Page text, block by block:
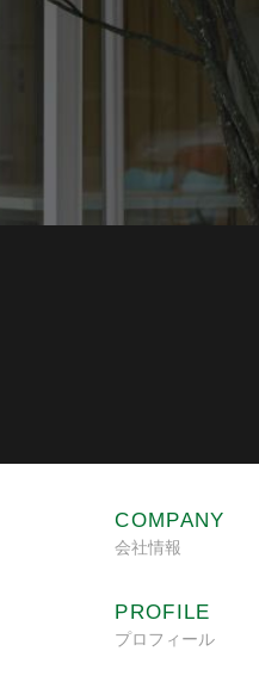
COMPANY
会社情報
PROFILE
プロフィール